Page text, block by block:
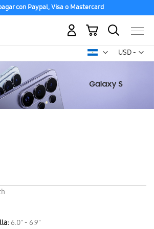
con Paypal, Visa o Mastercard
USD -
dólar
Mi carrito
6.0" - 6.9"